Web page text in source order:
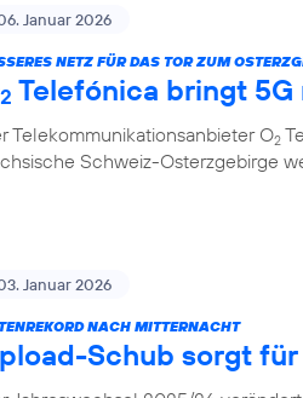
Januar 2026
NETZ FÜR DAS TOR ZUM
2 Telefónica bringt 5G
Telekommunikationsanbieter O2
Schweiz-Osterzgebirge
Januar 2026
NACH MITTERNACHT
Schub sorgt